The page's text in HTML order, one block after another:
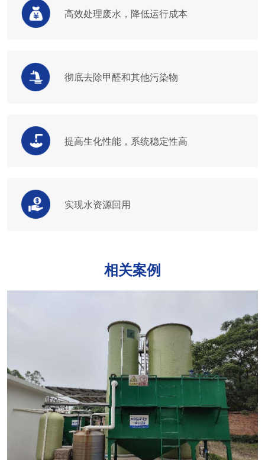
高效处理废水，降低运行成本
彻底去除甲醛和其他污染物
提高生化性能，系统稳定性高
实现水资源回用
相关案例